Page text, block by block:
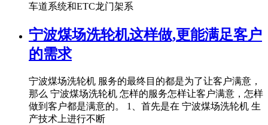
车道系统和ETC龙门架系
宁波煤场洗轮机这样做,更能满足客户
的需求
宁波煤场洗轮机 服务的最终目的都是为了让客户满意，
那么 宁波煤场洗轮机 怎样的服务怎样让客户满意，怎样
做到客户都是满意的。 1、首先是在 宁波煤场洗轮机 生
产技术上进行不断